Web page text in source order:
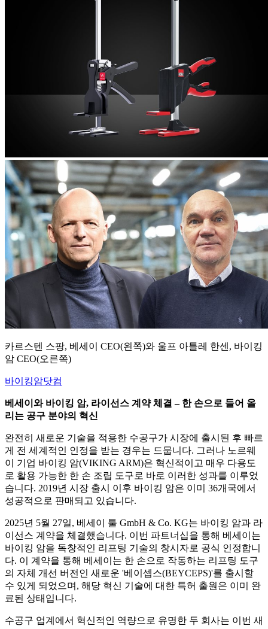
카르스텐 스팡, 베세이 CEO(왼쪽)와 울프 아틀레 한센, 바이킹
암 CEO(오른쪽)
바이킹암닷컴
베세이와 바이킹 암, 라이선스 계약 체결 – 한 손으로 들어 올
리는 공구 분야의 혁신
완전히 새로운 기술을 적용한 수공구가 시장에 출시된 후 빠르
게 전 세계적인 인정을 받는 경우는 드뭅니다. 그러나 노르웨
이 기업 바이킹 암(VIKING ARM)은 혁신적이고 매우 다용도
로 활용 가능한 한 손 조립 도구로 바로 이러한 성과를 이루었
습니다. 2019년 시장 출시 이후 바이킹 암은 이미 36개국에서
성공적으로 판매되고 있습니다.
2025년 5월 27일, 베세이 툴 GmbH & Co. KG는 바이킹 암과 라
이선스 계약을 체결했습니다. 이번 파트너십을 통해 베세이는
바이킹 암을 독창적인 리프팅 기술의 창시자로 공식 인정합니
다. 이 계약을 통해 베세이는 한 손으로 작동하는 리프팅 도구
의 자체 개선 버전인 새로운 '베이셉스(BEYCEPS)'를 출시할
수 있게 되었으며, 해당 혁신 기술에 대한 특허 출원은 이미 완
료된 상태입니다.
수공구 업계에서 혁신적인 역량으로 유명한 두 회사는 이번 새